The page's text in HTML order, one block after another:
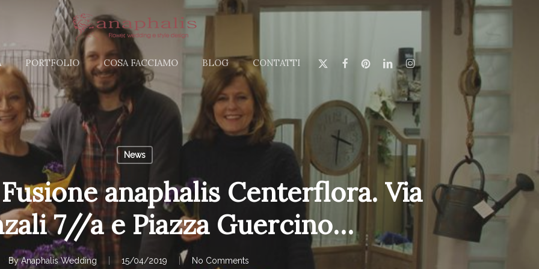
PORTFOLIO COSA FACCIAMO BLOG CONTATTI
X-
FACEBOOKPINTEREST
LINKEDININSTAGRAM
News
anaphalis Centerflora. Via
7//a e Piazza Guercino…
By Anaphalis Wedding 15/04/2019 No Comments